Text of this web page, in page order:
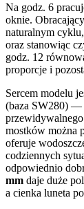
Na godz. 6
oknie.
naturalnym
oraz stanowiąc
godz. 12
proporcje i
Sercem modelu
(baza SW280) —
mostków można
oferuje
codziennych
odpowiednio
mm daje duże
a cienka luneta